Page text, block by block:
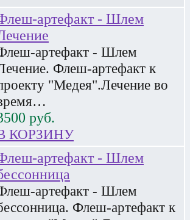
артефакт - Шлем
артефакт - Шлем
Флеш-артефакт к
"Медея".Лечение во
руб.
КОРЗИНУ
артефакт - Шлем
артефакт - Шлем
Флеш-артефакт к